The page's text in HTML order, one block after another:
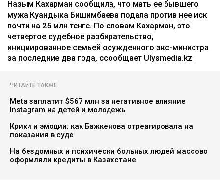
Зарина Файзулина 06.08.2026, 08:58